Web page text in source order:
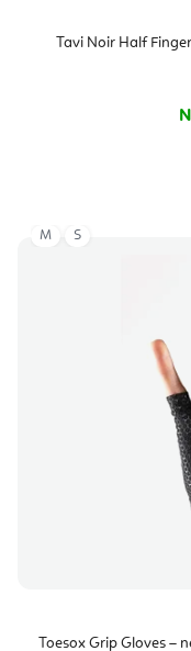
Tavi Noir Half
Toesox Grip Gloves –
M S